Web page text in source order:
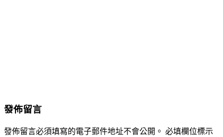
發佈留言
發佈留言必須填寫的電子郵件地址不會公開。 必填欄位標示